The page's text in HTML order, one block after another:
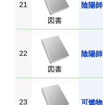
21
図書
陰陽師
22
図書
陰陽師
23
可燃物